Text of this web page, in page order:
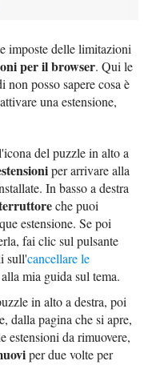
imposte delle limitazioni
per il browser. Qui le
posso sapere cosa è
una estensione,
del puzzle in alto a
per arrivare alla
In basso a destra
che puoi
estensione. Se poi
fai clic sul pulsante
sull'cancellare le
mia guida sul tema.
in alto a destra, poi
e, dalla pagina che si apre,
estensioni da rimuovere,
per due volte per